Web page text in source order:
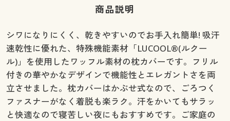
商品説明
シワになりにくく、乾きやすいのでお手入れ簡単! 吸汗
速乾性に優れた、特殊機能素材「LUCOOL®(ルクー
ル)」を使用したワッフル素材の枕カバーです。フリル
付きの華やかなデザインで機能性とエレガントさを両
立させました。枕カバーはかぶせ式なので、ごろつく
ファスナーがなく着脱も楽ラク。汗をかいてもサラッ
と快適なので寝苦しい夜にもおすすめです。ご家庭の